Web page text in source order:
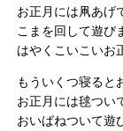
お正月には凧あげ
こまを回して遊び
はやくこいこいお
もういくつ寝ると
お正月には毬つい
おいばねついて遊